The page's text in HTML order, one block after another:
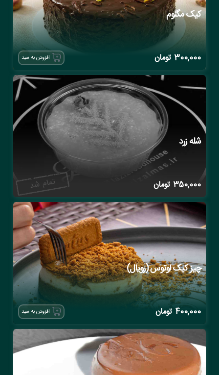
کیک مگنوم
300,000 تومان افزودن به سبد
شله زرد
350,000 تومان
چیز کیک لوتوس (رویال)
400,000 تومان افزودن به سبد